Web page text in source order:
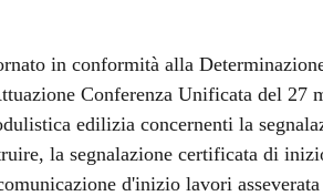
in conformità alla
Conferenza Unificata del 27
edilizia concernenti la
la segnalazione certificata di
d'inizio lavori